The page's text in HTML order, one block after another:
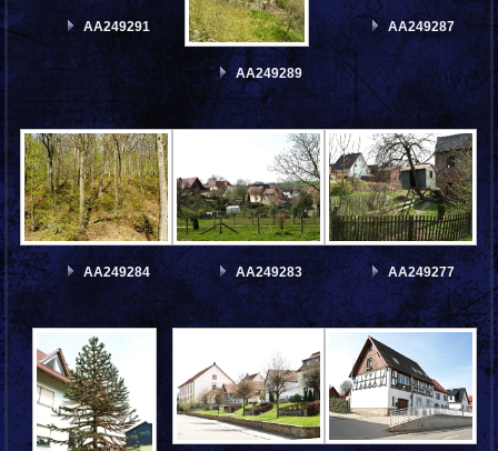
AA249291
AA249289
AA249287
AA249284 AA249283 AA249277